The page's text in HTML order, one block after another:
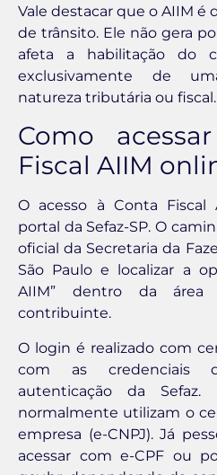
Vale destacar que o AIIM é
de trânsito. Ele não gera
afeta a habilitação do
exclusivamente de
natureza tributária ou fiscal.
Como
Fiscal AIIM
O acesso à Conta
portal da Sefaz-SP. O
oficial da Secretaria da
São Paulo e localizar a
AIIM” dentro da área
contribuinte.
O login é realizado com
com as credenciais
autenticação da Sefaz.
normalmente utilizam o
empresa (e-CNPJ). Já
acessar com e-CPF ou